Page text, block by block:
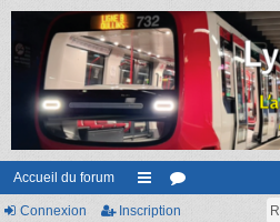
Accueil du forum
ac or
Connexion Inscription